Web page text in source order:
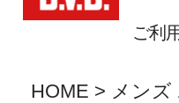
ご利
HOME メンズ